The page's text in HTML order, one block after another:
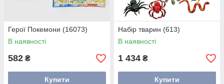
Герої Покемони (16073)
В наявності
582 ₴
Купити
Набір тварин (613)
В наявності
1 434 ₴
Купити